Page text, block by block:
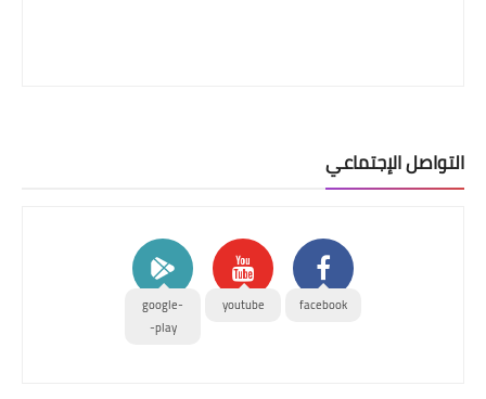
التواصل الإجتماعي
facebook
youtube
google-
play-